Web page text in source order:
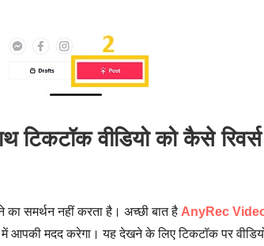
वीडियो को कैसे रिवर्स
समर्थन नहीं करता है। अच्छी बात है AnyRec
मदद करेगा। यह देखने के लिए टिकटॉक पर